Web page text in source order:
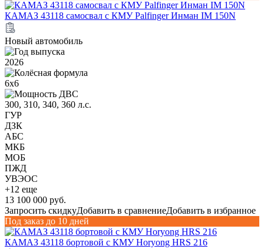
КАМАЗ 43118 самосвал с КМУ Palfinger Инман IM 150N
Новый автомобиль
2026
6х6
300, 310, 340, 360 л.с.
ГУР
ДЗК
АБС
МКБ
МОБ
ПЖД
УВЭОС
+12 еще
13 100 000 руб.
Запросить скидкуДобавить в сравнениеДобавить в избранное
Под заказ до 10 дней
КАМАЗ 43118 бортовой с КМУ Horyong HRS 216